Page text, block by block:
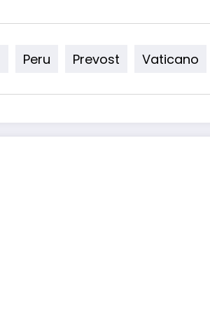
Peru Prevost Vaticano